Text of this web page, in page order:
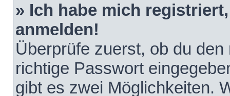
» Ich habe mich
anmelden!
Überprüfe zuerst, ob du
richtige Passwort
gibt es zwei Möglichkeiten.